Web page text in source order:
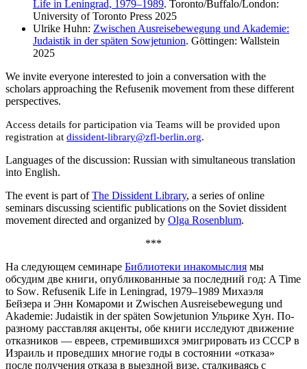
Life in Leningrad, 1979–1989. Toronto/Buffalo/London:
University of Toronto Press 2025
Ulrike Huhn: Zwischen Ausreisebewegung und Akademie:
Judaistik in der späten Sowjetunion. Göttingen: Wallstein
2025
We invite everyone interested to join a conversation with the
scholars approaching the Refusenik movement from these different
perspectives.
Access details for participation via Teams will be provided upon
registration at dissident-library@zfl-berlin.org.
Languages of the discussion: Russian with simultaneous translation
into English.
The event is part ofThe Dissident Library, a series of online
seminars discussing scientific publications on the Soviet dissident
movement directed and organized by Olga Rosenblum.
***
На следующем семинаре Библиотеки инакомыслия мы
обсудим две книги, опубликованные за последний год: A Time
to Sow. Refusenik Life in Leningrad, 1979–1989 Михаэля
Бейзера и Энн Комароми и Zwischen Ausreisebewegung und
Akademie: Judaistik in der späten Sowjetunion Ульрике Хун. По-
разному расставляя акценты, обе книги исследуют движение
отказников — евреев, стремившихся эмигрировать из СССР в
Израиль и проведших многие годы в состоянии «отказа»
после получения отказа в выездной визе, сталкиваясь с